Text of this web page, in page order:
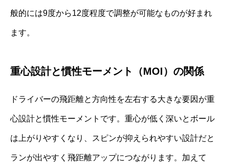
般的には9度から12度程度で調整が可能なものが好まれ
ます。
重心設計と慣性モーメント（MOI）の関係
ドライバーの飛距離と方向性を左右する大きな要因が重
心設計と慣性モーメントです。重心が低く深いとボール
は上がりやすくなり、スピンが抑えられやすい設計だと
ランが出やすく飛距離アップにつながります。加えて